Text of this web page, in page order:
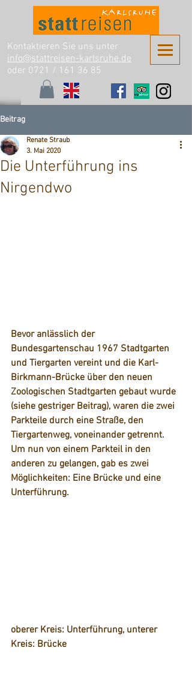
Kontaktieren Sie uns unter
info@stattreisen-karlsruhe.de
oder 0721 / 161 36 85
Beitrag
Die Unterführung ins
Nirgendwo
Renate Straub
3. Mai 2020
Bevor anlässlich der
Bundesgartenschau 1967 Stadtgarten
und Tiergarten vereint und die Karl-
Birkmann-Brücke über den neuen
Zoologischen Stadtgarten gebaut wurde
(siehe gestriger Beitrag), waren die zwei
Parkteile durch eine Straße, den
Tiergartenweg, voneinander getrennt.
Um nun von einem Parkteil in den
anderen zu gelangen, gab es zwei
Möglichkeiten: Eine Brücke und eine
Unterführung.
oberer Kreis: Unterführung, unterer
Kreis: Brücke